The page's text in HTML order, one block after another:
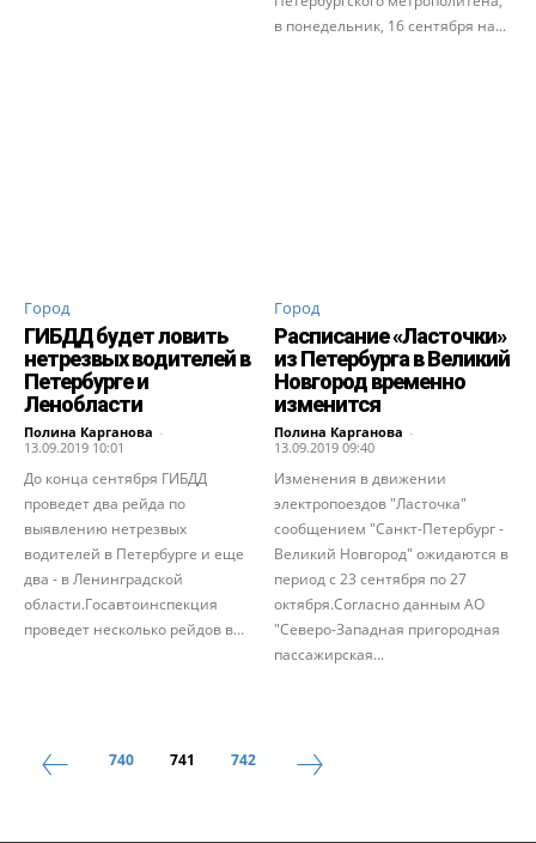
в понедельник, 16 сентября на...
Город
ГИБДД будет ловить
нетрезвых водителей в
Петербурге и
Ленобласти
Полина Карганова -
13.09.2019 10:01
До конца сентября ГИБДД
проведет два рейда по
выявлению нетрезвых
водителей в Петербурге и еще
два - в Ленинградской
области.Госавтоинспекция
проведет несколько рейдов в...
Город
Расписание «Ласточки»
из Петербурга в Великий
Новгород временно
изменится
Полина Карганова -
13.09.2019 09:40
Изменения в движении
электропоездов "Ласточка"
сообщением "Санкт-Петербург -
Великий Новгород" ожидаются в
период с 23 сентября по 27
октября.Согласно данным АО
"Северо-Западная пригородная
пассажирская...
740 741 742